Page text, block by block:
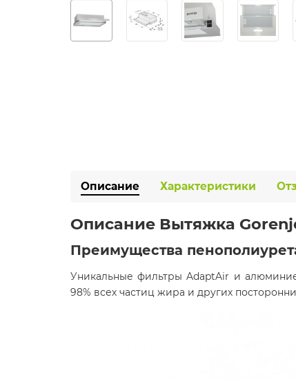
Описание Характеристики
Описание Вытяжка
Преимущества
Уникальные фильтры AdaptAir и
98% всех частиц жира и других